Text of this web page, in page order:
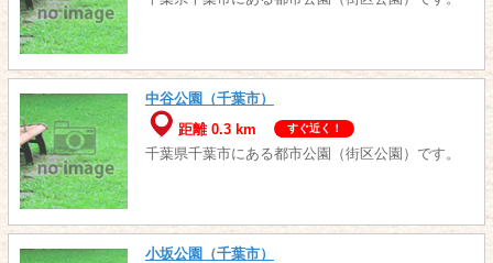
中谷公園（千葉市）
距離 0.3 km
すぐ近く！
千葉県千葉市にある都市公園（街区公園）です。
小坂公園（千葉市）